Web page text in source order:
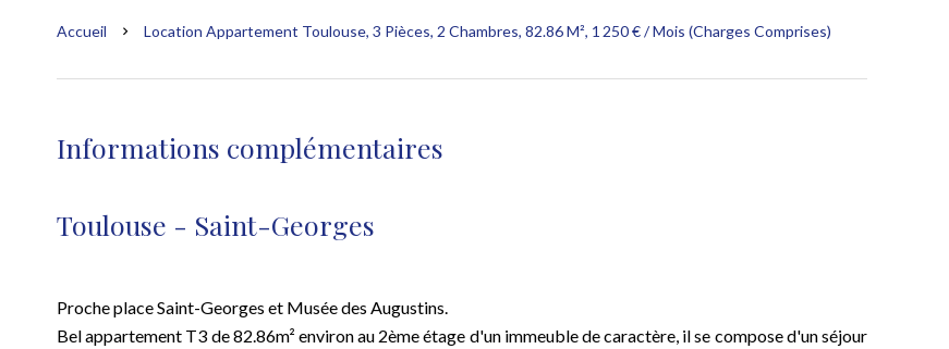
Accueil Location Appartement Toulouse, 3 Pièces, 2 Chambres, 82.86 M², 1 250 € / Mois (Charges Comprises)
Informations complémentaires
Toulouse - Saint-Georges
Proche place Saint-Georges et Musée des Augustins.
Bel appartement T3 de 82.86m² environ au 2ème étage d'un immeuble de caractère, il se compose d'un séjour